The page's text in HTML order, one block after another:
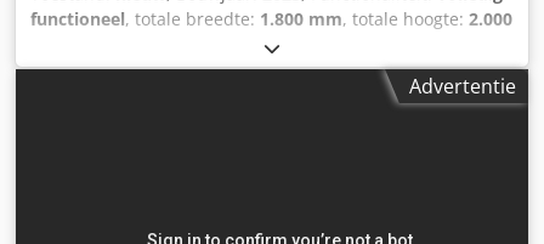
functioneel, totale breedte: 1.800 mm, totale hoogte: 2.000
1.600 mm, totaalgewicht:
is een gloednieuwe machine die direct leverbaar is.
Advertentie